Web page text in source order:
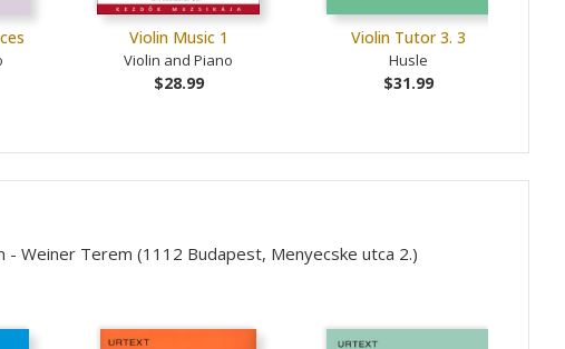
Violin Music 1
Violin and Piano
$28.99
Violin Tutor 3. 3
Husle
$31.99
- Weiner Terem (1112 Budapest, Menyecske utca 2.)